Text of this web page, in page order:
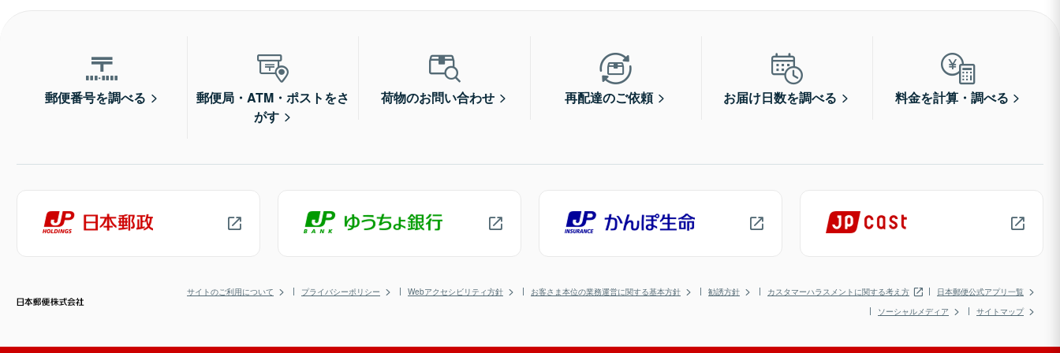
郵便番号を調べる
郵便局・ATM・ポストをさ
がす
荷物のお問い合わせ 再配達のご依頼 お届け日数を調べる 料金を計算・調べる
サイトのご利用について プライバシーポリシー Webアクセシビリティ方針 お客さま本位の業務運営に関する基本方針 勧誘方針 カスタマーハラスメントに関する考え方
日本郵便公式アプリ一覧
ソーシャルメディア
サイトマップ